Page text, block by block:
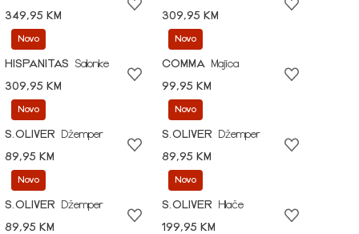
349,95 KM
309,95 KM
Novo
HISPANITAS
Salonke
309,95 KM
Novo
COMMA
Majica
99,95 KM
Novo
S.OLIVER
Džemper
89,95 KM
Novo
S.OLIVER
Džemper
89,95 KM
Novo
S.OLIVER
Džemper
89,95 KM
Novo
S.OLIVER
Hlače
199,95 KM